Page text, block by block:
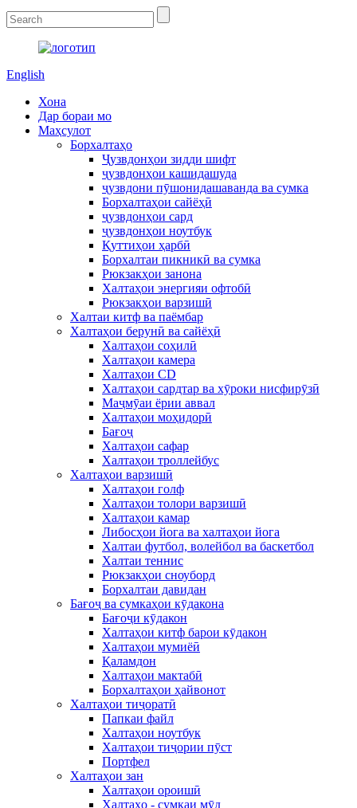
English
Хона
Дар бораи мо
Маҳсулот
Борхалтаҳо
Ҷузвдонҳои зидди шифт
ҷузвдонҳои кашидашуда
ҷузвдони пӯшонидашаванда ва сумка
Борхалтаҳои сайёҳӣ
ҷузвдонҳои сард
ҷузвдонҳои ноутбук
Қуттиҳои ҳарбӣ
Борхалтаи пикникӣ ва сумка
Рюкзакҳои занона
Халтаҳои энергияи офтобӣ
Рюкзакҳои варзишӣ
Халтаи китф ва паёмбар
Халтаҳои берунӣ ва сайёҳӣ
Халтаҳои соҳилӣ
Халтаҳои камера
Халтаҳои CD
Халтаҳои сардтар ва хӯроки нисфирӯзӣ
Маҷмӯаи ёрии аввал
Халтаҳои моҳидорӣ
Бағоҷ
Халтаҳои сафар
Халтаҳои троллейбус
Халтаҳои варзишӣ
Халтаҳои голф
Халтаҳои толори варзишӣ
Халтаҳои камар
Либосҳои йога ва халтаҳои йога
Халтаи футбол, волейбол ва баскетбол
Халтаи теннис
Рюкзакҳои сноуборд
Борхалтаи давидан
Бағоҷ ва сумкаҳои кӯдакона
Бағоҷи кӯдакон
Халтаҳои китф барои кӯдакон
Халтаҳои мумиёӣ
Қаламдон
Халтаҳои мактабӣ
Борхалтаҳои ҳайвонот
Халтаҳои тиҷоратӣ
Папкаи файл
Халтаҳои ноутбук
Халтаҳои тиҷории пӯст
Портфел
Халтаҳои зан
Халтаҳои ороишӣ
Халтаҳо - сумкаи мӯд